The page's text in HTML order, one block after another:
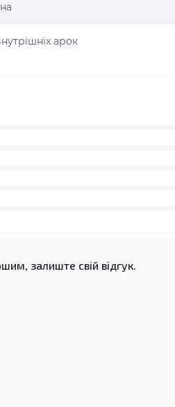
арок
залиште свій відгук.